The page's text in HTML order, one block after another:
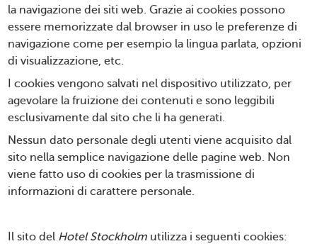
la navigazione dei siti web. Grazie ai cookies possono
essere memorizzate dal browser in uso le preferenze di
navigazione come per esempio la lingua parlata, opzioni
di visualizzazione, etc.
I cookies vengono salvati nel dispositivo utilizzato, per
agevolare la fruizione dei contenuti e sono leggibili
esclusivamente dal sito che li ha generati.
Nessun dato personale degli utenti viene acquisito dal
sito nella semplice navigazione delle pagine web. Non
viene fatto uso di cookies per la trasmissione di
informazioni di carattere personale.
Il sito del Hotel Stockholm utilizza i seguenti cookies: